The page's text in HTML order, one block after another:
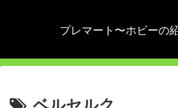
プレマート〜ホビーの